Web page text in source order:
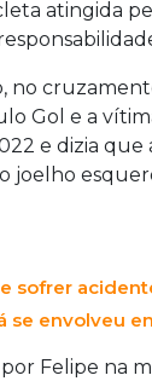
atingida
Gol e a
e dizia que
joelho
sofrer
se envolveu
Felipe na